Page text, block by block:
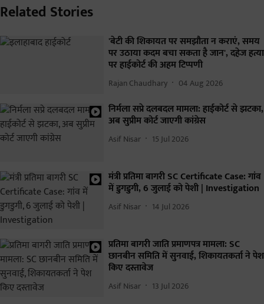
Related Stories
'बेटी की शिकायत पर समझौता न कराएं, समय
पर उठाया कदम बचा सकता है जान', दहेज हत्या
पर हाईकोर्ट की अहम टिप्पणी
Rajan Chaudhary 04 Aug 2026
निर्मला सप्रे दलबदल मामला: हाईकोर्ट से झटका,
अब सुप्रीम कोर्ट जाएगी कांग्रेस
Asif Nisar 15 Jul 2026
मंत्री प्रतिमा बागरी SC Certificate Case: गांव
में डुगडुगी, 6 जुलाई को पेशी | Investigation
Asif Nisar 14 Jul 2026
प्रतिमा बागरी जाति प्रमाणपत्र मामला: SC
छानबीन समिति में सुनवाई, शिकायतकर्ता ने पेश
किए दस्तावेज
Asif Nisar 13 Jul 2026